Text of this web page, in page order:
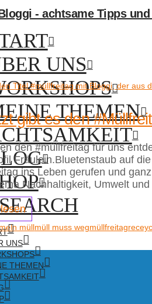
UNS
THEMEN
UNS
THEMEN
gibt es den
den #müllfreitag für uns
Fräulein.Bluetenstaub auf
ins Leben gerufen und
Nachhaltigkeit, Umwelt
müllmüll muss wegmüllfreitag